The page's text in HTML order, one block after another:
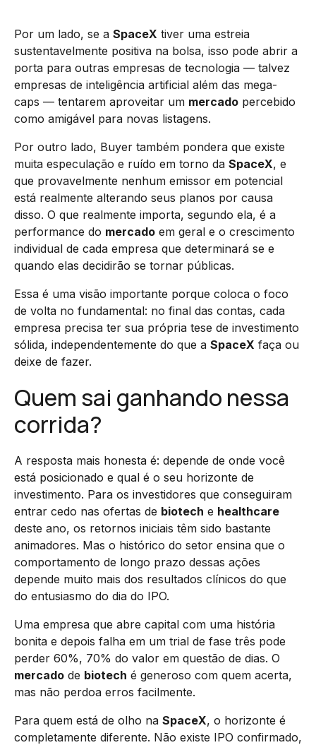
Por um lado, se a SpaceX tiver uma estreia
sustentavelmente positiva na bolsa, isso pode abrir a
porta para outras empresas de tecnologia — talvez
empresas de inteligência artificial além das mega-
caps — tentarem aproveitar um mercado percebido
como amigável para novas listagens.
Por outro lado, Buyer também pondera que existe
muita especulação e ruído em torno da SpaceX, e
que provavelmente nenhum emissor em potencial
está realmente alterando seus planos por causa
disso. O que realmente importa, segundo ela, é a
performance do mercado em geral e o crescimento
individual de cada empresa que determinará se e
quando elas decidirão se tornar públicas.
Essa é uma visão importante porque coloca o foco
de volta no fundamental: no final das contas, cada
empresa precisa ter sua própria tese de investimento
sólida, independentemente do que a SpaceX faça ou
deixe de fazer.
Quem sai ganhando nessa
corrida?
A resposta mais honesta é: depende de onde você
está posicionado e qual é o seu horizonte de
investimento. Para os investidores que conseguiram
entrar cedo nas ofertas de biotech e healthcare
deste ano, os retornos iniciais têm sido bastante
animadores. Mas o histórico do setor ensina que o
comportamento de longo prazo dessas ações
depende muito mais dos resultados clínicos do que
do entusiasmo do dia do IPO.
Uma empresa que abre capital com uma história
bonita e depois falha em um trial de fase três pode
perder 60%, 70% do valor em questão de dias. O
mercado de biotech é generoso com quem acerta,
mas não perdoa erros facilmente.
Para quem está de olho na SpaceX, o horizonte é
completamente diferente. Não existe IPO confirmado,